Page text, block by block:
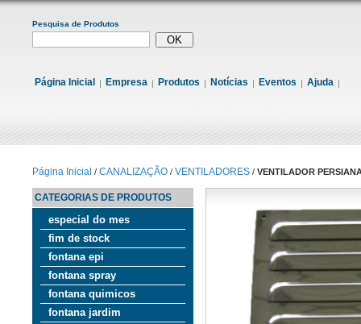
Pesquisa de Produtos
Página Inicial Empresa Produtos Notícias Eventos Ajuda
Página Inicial / CANALIZAÇÃO / VENTILADORES / VENTILADOR
CATEGORIAS DE PRODUTOS
especial do mes
fim de stock
fontana epi
fontana spray
fontana quimicos
fontana jardim